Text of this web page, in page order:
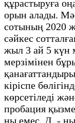
құрастыруға
орын алады.
сотының 2020
сәйкес
жыл 3 ай 5 күн
мерзімінен
кіріспе
көрсетіледі
пробация
ны емес, Д. -